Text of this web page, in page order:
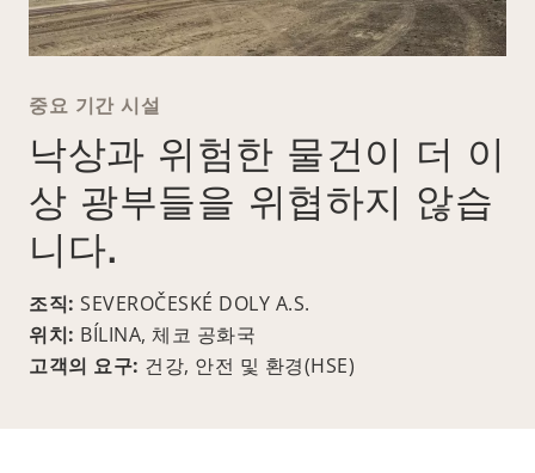
중요 기간 시설
낙상과 위험한 물건이 더 이
상 광부들을 위협하지 않습
니다.
조직: SEVEROČESKÉ DOLY A.S.
위치: BÍLINA, 체코 공화국
고객의 요구: 건강, 안전 및 환경(HSE)